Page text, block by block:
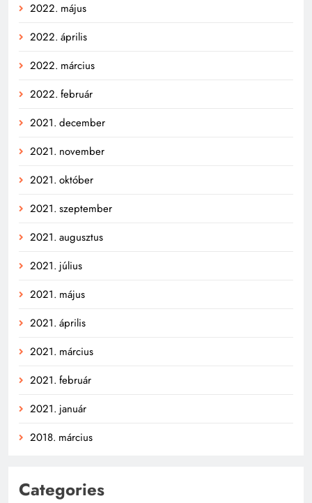
2022. május
2022. április
2022. március
2022. február
2021. december
2021. november
2021. október
2021. szeptember
2021. augusztus
2021. július
2021. május
2021. április
2021. március
2021. február
2021. január
2018. március
Categories